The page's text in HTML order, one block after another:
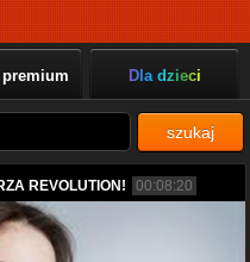
Dla dzieci
szukaj
REVOLUTION! 00:08:20